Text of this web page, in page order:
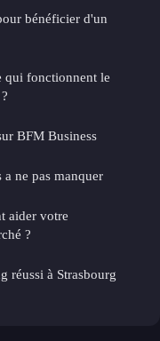
bénéficier d'un
qui fonctionnent le
BFM Business
ne pas manquer
aider votre
?
réussi à Strasbourg